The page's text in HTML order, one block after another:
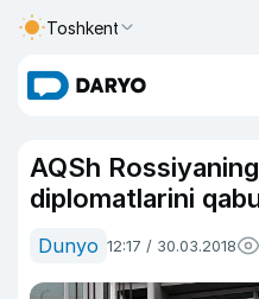
Toshkent
AQSh
diplomatlarini
Dunyo 12:17 / 30.03.2018